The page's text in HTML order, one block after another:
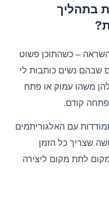
בתהליך
– כשהתוכן פשוט
שבהם נשים כותבות לי
משהו עמוק או פתח
קודם.
עם האלגוריתמים
שצריך כל הזמן
לתת מקום ליצירה